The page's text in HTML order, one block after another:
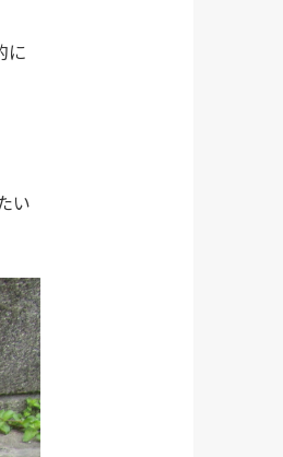
に
い